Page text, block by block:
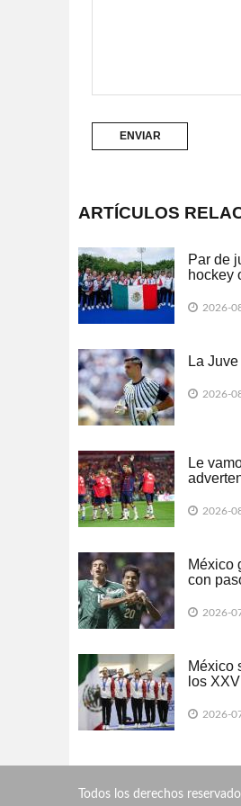
ARTÍCULOS
Par de
hockey
2026-
La
2026-
Le
2026-
México
con
2026-
México
los
2026-
Todos los derechos